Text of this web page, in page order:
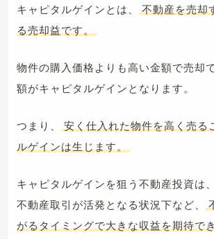
キャピタルゲインとは、
不動産を売却
る売却益です。
物件の購入価格よりも高い金額で売却
額がキャピタルゲインとなります。
つまり、
安く仕入れた物件を高く売る
ルゲインは生じます。
キャピタルゲインを狙う不動産投資は
不動産取引が活発となる状況下など、
がるタイミングで大きな収益を期待で